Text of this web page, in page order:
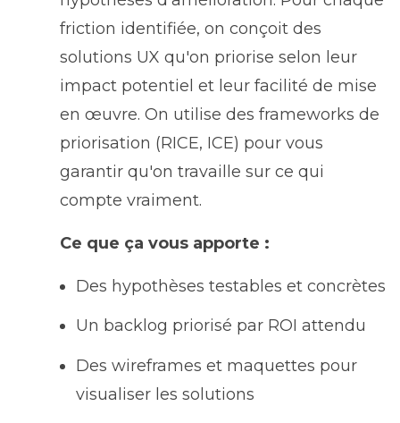
friction identifiée, on conçoit des
solutions UX qu'on priorise selon leur
impact potentiel et leur facilité de mise
en œuvre. On utilise des frameworks de
priorisation (RICE, ICE) pour vous
garantir qu'on travaille sur ce qui
compte vraiment.
Ce que ça vous apporte :
Des hypothèses testables et concrètes
Un backlog priorisé par ROI attendu
Des wireframes et maquettes pour
visualiser les solutions